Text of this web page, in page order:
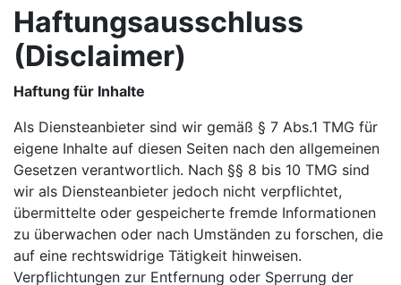
Haftungsausschluss
(Disclaimer)
Haftung für Inhalte
Als Diensteanbieter sind wir gemäß § 7 Abs.1 TMG für
eigene Inhalte auf diesen Seiten nach den allgemeinen
Gesetzen verantwortlich. Nach §§ 8 bis 10 TMG sind
wir als Diensteanbieter jedoch nicht verpflichtet,
übermittelte oder gespeicherte fremde Informationen
zu überwachen oder nach Umständen zu forschen, die
auf eine rechtswidrige Tätigkeit hinweisen.
Verpflichtungen zur Entfernung oder Sperrung der